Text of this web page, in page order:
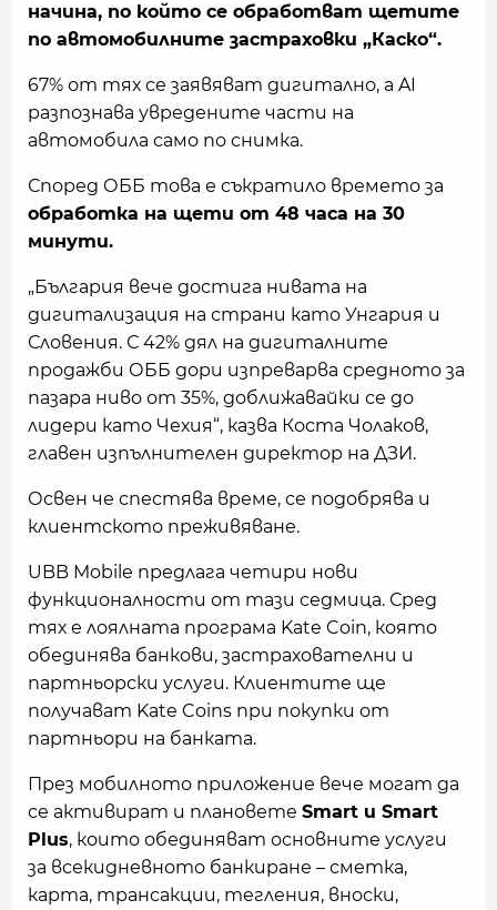
начина, по който се обработват щетите
по автомобилните застраховки „Каско“.
67% от тях се заявяват дигитално, а AI
разпознава увредените части на
автомобила само по снимка.
Според ОББ това е съкратило времето за
обработка на щети от 48 часа на 30
минути.
„България вече достига нивата на
дигитализация на страни като Унгария и
Словения. С 42% дял на дигиталните
продажби ОББ дори изпреварва средното за
пазара ниво от 35%, доближавайки се до
лидери като Чехия“, казва Коста Чолаков,
главен изпълнителен директор на ДЗИ.
Освен че спестява време, се подобрява и
клиентското преживяване.
UBB Mobile предлага четири нови
функционалности от тази седмица. Сред
тях е лоялната програма Kate Coin, която
обединява банкови, застрахователни и
партньорски услуги. Клиентите ще
получават Kate Coins при покупки от
партньори на банката.
През мобилното приложение вече могат да
се активират и плановете Smart и Smart
Plus, които обединяват основните услуги
за всекидневното банкиране – сметка,
карта, трансакции, тегления, вноски,